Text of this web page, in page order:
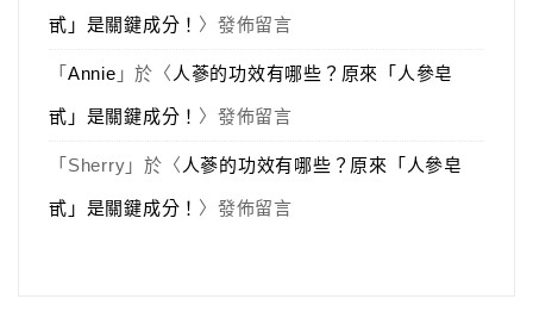
甙」是關鍵成分！ 〉發佈留言
「 Annie 」於〈 人蔘的功效有哪些？原來「人參皂
甙」是關鍵成分！ 〉發佈留言
「 Sherry 」於〈 人蔘的功效有哪些？原來「人參皂
甙」是關鍵成分！ 〉發佈留言